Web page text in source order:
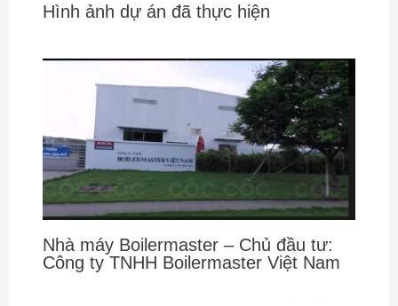
Hình ảnh dự án đã thực hiện
Nhà máy Boilermaster – Chủ đầu tư:
Công ty TNHH Boilermaster Việt Nam